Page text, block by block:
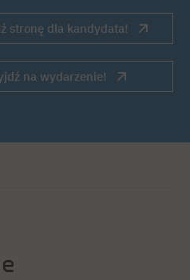
stronę dla kandydata!
na wydarzenie!